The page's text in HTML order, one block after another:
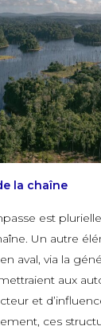
la chaîne
est
Un autre
aval, via la
aux
et
ces